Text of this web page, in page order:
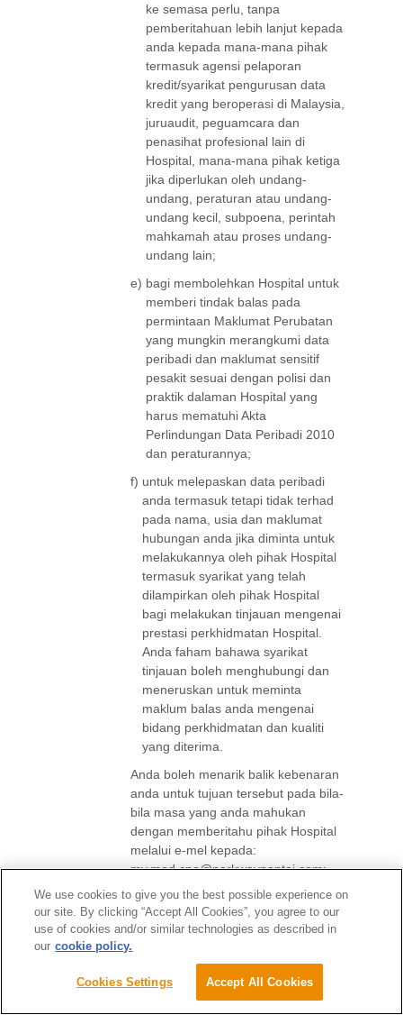
ke semasa perlu, tanpa
pemberitahuan lebih lanjut kepada
anda kepada mana-mana pihak
termasuk agensi pelaporan
kredit/syarikat pengurusan data
kredit yang beroperasi di Malaysia,
juruaudit, peguamcara dan
penasihat profesional lain di
Hospital, mana-mana pihak ketiga
jika diperlukan oleh undang-
undang, peraturan atau undang-
undang kecil, subpoena, perintah
mahkamah atau proses undang-
undang lain;
e) bagi membolehkan Hospital untuk
memberi tindak balas pada
permintaan Maklumat Perubatan
yang mungkin merangkumi data
peribadi dan maklumat sensitif
pesakit sesuai dengan polisi dan
praktik dalaman Hospital yang
harus mematuhi Akta
Perlindungan Data Peribadi 2010
dan peraturannya;
f) untuk melepaskan data peribadi
anda termasuk tetapi tidak terhad
pada nama, usia dan maklumat
hubungan anda jika diminta untuk
melakukannya oleh pihak Hospital
termasuk syarikat yang telah
dilampirkan oleh pihak Hospital
bagi melakukan tinjauan mengenai
prestasi perkhidmatan Hospital.
Anda faham bahawa syarikat
tinjauan boleh menghubungi dan
meneruskan untuk meminta
maklum balas anda mengenai
bidang perkhidmatan dan kualiti
yang diterima.
Anda boleh menarik balik kebenaran
anda untuk tujuan tersebut pada bila-
bila masa yang anda mahukan
dengan memberitahu pihak Hospital
melalui e-mel kepada:
my.mod.cpo@parkwaypantai.com;
atau secara bertulis kepada Pegawai
Privasi, Gleneagles Hospital Medini
Johor, No. 2, Jalan Medini Utara 4,
Puteri, Johor Darul Tazkim. Anda
bersetuju untuk melepaskan dan
membebaskan Hospital dari
We use cookies to give you the best possible experience on
our site. By clicking “Accept All Cookies”, you agree to our
use of cookies and/or similar technologies as described in
our cookie policy.
Cookies Settings Accept All Cookies